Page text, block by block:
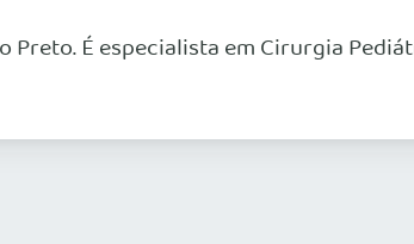
É especialista em Cirurgia